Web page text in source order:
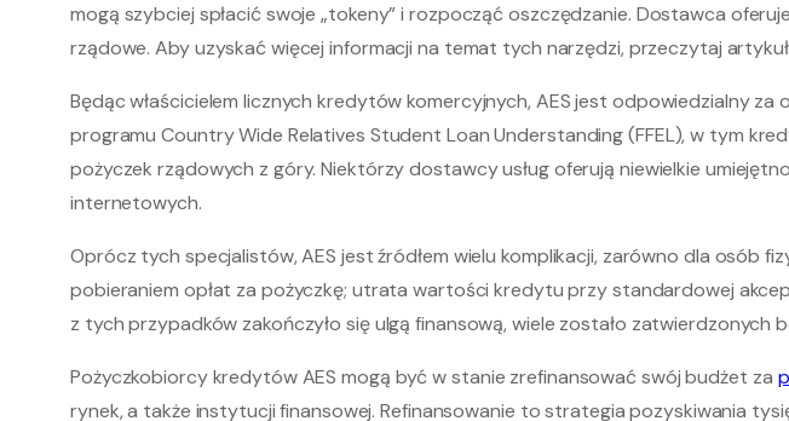
mogą szybciej spłacić swoje „tokeny” i rozpocząć oszczędzanie. Dostawca
rządowe. Aby uzyskać więcej informacji na temat tych narzędzi, przeczytaj
Będąc właścicielem licznych kredytów komercyjnych, AES jest odpowiedzialny
programu Country Wide Relatives Student Loan Understanding (FFEL), w tym
pożyczek rządowych z góry. Niektórzy dostawcy usług oferują niewielkie
internetowych.
Oprócz tych specjalistów, AES jest źródłem wielu komplikacji, zarówno dla osób
pobieraniem opłat za pożyczkę; utrata wartości kredytu przy standardowej
z tych przypadków zakończyło się ulgą finansową, wiele zostało zatwierdzonych
Pożyczkobiorcy kredytów AES mogą być w stanie zrefinansować swój budżet za
rynek, a także instytucji finansowej. Refinansowanie to strategia pozyskiwania